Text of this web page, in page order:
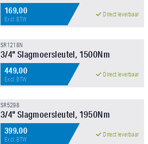
169,00
Excl. BTW
Direct leverbaar
SR1218N
3/4" Slagmoersleutel, 1500Nm
449,00
Excl. BTW
Direct leverbaar
SR5298
3/4" Slagmoersleutel, 1950Nm
399,00
Excl. BTW
Direct leverbaar